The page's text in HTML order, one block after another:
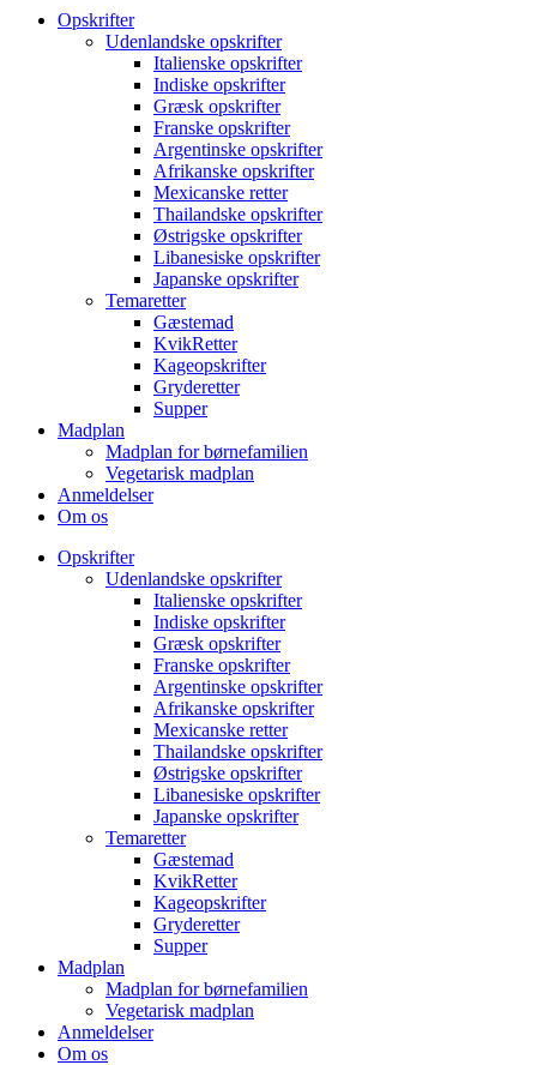
Opskrifter
Udenlandske opskrifter
Italienske opskrifter
Indiske opskrifter
Græsk opskrifter
Franske opskrifter
Argentinske opskrifter
Afrikanske opskrifter
Mexicanske retter
Thailandske opskrifter
Østrigske opskrifter
Libanesiske opskrifter
Japanske opskrifter
Temaretter
Gæstemad
KvikRetter
Kageopskrifter
Gryderetter
Supper
Madplan
Madplan for børnefamilien
Vegetarisk madplan
Anmeldelser
Om os
Opskrifter
Udenlandske opskrifter
Italienske opskrifter
Indiske opskrifter
Græsk opskrifter
Franske opskrifter
Argentinske opskrifter
Afrikanske opskrifter
Mexicanske retter
Thailandske opskrifter
Østrigske opskrifter
Libanesiske opskrifter
Japanske opskrifter
Temaretter
Gæstemad
KvikRetter
Kageopskrifter
Gryderetter
Supper
Madplan
Madplan for børnefamilien
Vegetarisk madplan
Anmeldelser
Om os